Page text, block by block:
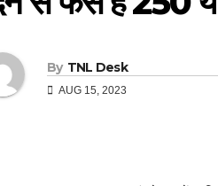
By TNL Desk
AUG 15, 2023